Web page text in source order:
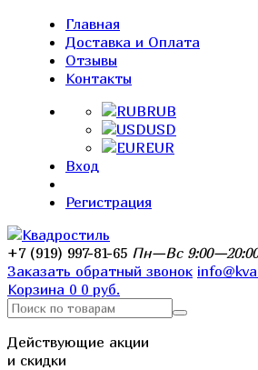
Главная
Доставка и Оплата
Отзывы
Контакты
RUB
USD
EUR
Вход
Регистрация
+7 (919) 997-81-65 Пн—Вс 9:00—20:00
Заказать обратный звонок
Корзина 0 0 руб.
Действующие акции
и скидки